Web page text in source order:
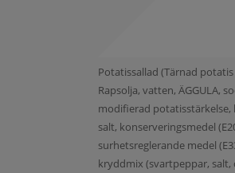
Potatissallad (Tärnad potatis
Rapsolja, vatten, ÄGGULA,
modifierad potatisstärkelse,
salt, konserveringsmedel
surhetsreglerande medel
kryddmix (svartpeppar, salt,